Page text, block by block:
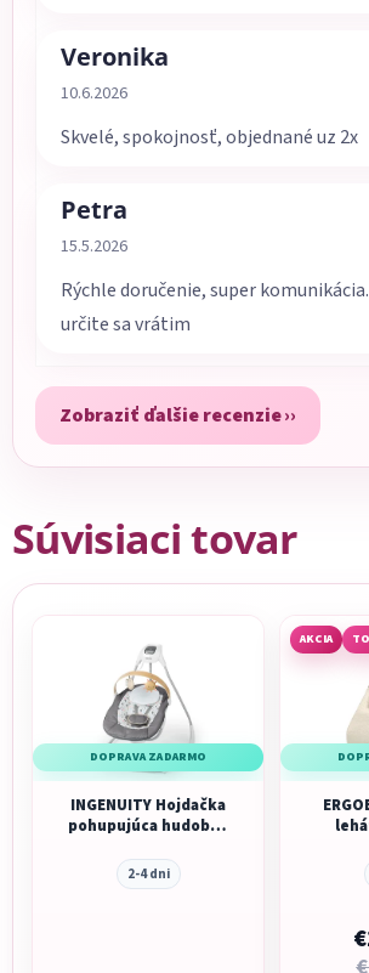
Veronika
Hodnotenie obchodu je 5 z 5
10.6.2026
Skvelé, spokojnosť, objednané uz 2x
Petra
Hodnotenie obchodu je 5 z 5
15.5.2026
Rýchle doručenie, super
určite sa vrátim
Zobraziť ďalšie recenzie
Súvisiaci tovar
DOPRAVA ZADARMO
INGENUITY Hojdačka
pohupujúca hudobná
2-4 dni
AKCIA